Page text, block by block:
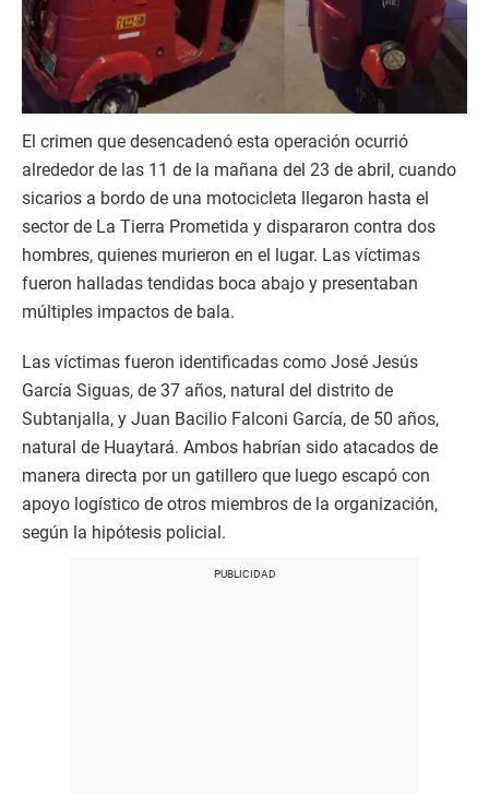
El crimen que desencadenó esta operación ocurrió
alrededor de las 11 de la mañana del 23 de abril, cuando
sicarios a bordo de una motocicleta llegaron hasta el
sector de La Tierra Prometida y dispararon contra dos
hombres, quienes murieron en el lugar. Las víctimas
fueron halladas tendidas boca abajo y presentaban
múltiples impactos de bala.
Las víctimas fueron identificadas como José Jesús
García Siguas, de 37 años, natural del distrito de
Subtanjalla, y Juan Bacilio Falconi García, de 50 años,
natural de Huaytará. Ambos habrían sido atacados de
manera directa por un gatillero que luego escapó con
apoyo logístico de otros miembros de la organización,
según la hipótesis policial.